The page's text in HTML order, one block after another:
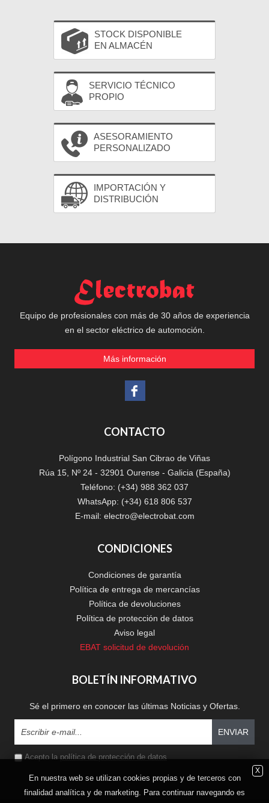
STOCK DISPONIBLE
EN ALMACÉN
SERVICIO TÉCNICO
PROPIO
ASESORAMIENTO
PERSONALIZADO
IMPORTACIÓN Y
DISTRIBUCIÓN
Equipo de profesionales con más de 30 años de experiencia
en el sector eléctrico de automoción.
Más información
CONTACTO
Polígono Industrial San Cibrao de Viñas
Rúa 15, Nº 24 - 32901 Ourense - Galicia (España)
Teléfono: (+34) 988 362 037
WhatsApp: (+34) 618 806 537
E-mail: electro@electrobat.com
CONDICIONES
Condiciones de garantía
Política de entrega de mercancías
Política de devoluciones
Política de protección de datos
Aviso legal
EBAT solicitud de devolución
BOLETÍN INFORMATIVO
Sé el primero en conocer las últimas Noticias y Ofertas.
ENVIAR
Acepto lapolítica de protección de datos
X
En nuestra web se utilizan cookies propias y de terceros con
finalidad analítica y de marketing. Para continuar navegando es